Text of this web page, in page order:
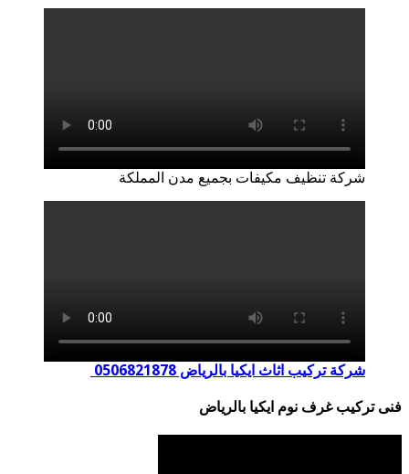
شركة تنظيف مكيفات بجميع مدن المملكة
شركة تركيب اثاث ايكيا بالرياض 0506821878
فنى تركيب غرف نوم ايكيا بالرياض